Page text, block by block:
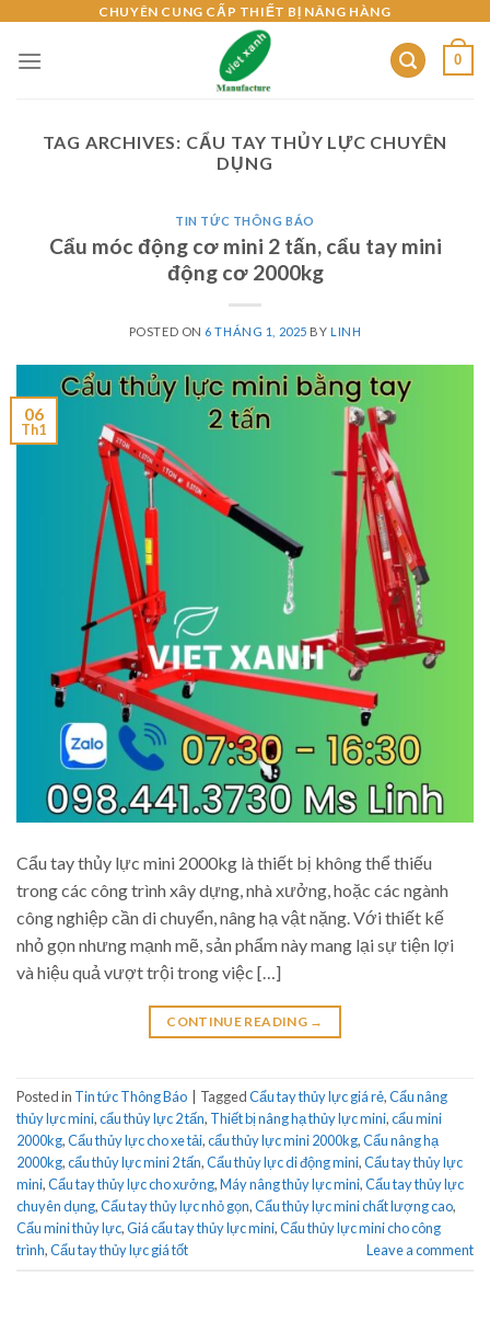
content
CHUYÊN CUNG CẤP THIẾT BỊ NÂNG HÀNG
0
TAG ARCHIVES: CẨU TAY THỦY LỰC CHUYÊN
DỤNG
TIN TỨC THÔNG BÁO
Cẩu móc động cơ mini 2 tấn, cẩu tay mini
động cơ 2000kg
POSTED ON 6 THÁNG 1, 2025 BY LINH
06
Th1
Cẩu tay thủy lực mini 2000kg là thiết bị không thể thiếu
trong các công trình xây dựng, nhà xưởng, hoặc các ngành
công nghiệp cần di chuyển, nâng hạ vật nặng. Với thiết kế
nhỏ gọn nhưng mạnh mẽ, sản phẩm này mang lại sự tiện lợi
và hiệu quả vượt trội trong việc […]
CONTINUE READING →
Posted in Tin tức Thông Báo TaggedCẩu tay thủy lực giá rẻ,Cẩu nâng
thủy lực mini,cẩu thủy lực 2 tấn, Thiết bị nâng hạ thủy lực mini,cẩu mini
2000kg,Cẩu thủy lực cho xe tải,cẩu thủy lực mini 2000kg,Cẩu nâng hạ
2000kg,cẩu thủy lực mini 2 tấn,Cẩu thủy lực di động mini,Cẩu tay thủy lực
mini,Cẩu tay thủy lực cho xưởng,Máy nâng thủy lực mini,Cẩu tay thủy lực
chuyên dụng,Cẩu tay thủy lực nhỏ gọn,Cẩu thủy lực mini chất lượng cao,
Cẩu mini thủy lực,Giá cẩu tay thủy lực mini,Cẩu thủy lực mini cho công
trình,Cẩu tay thủy lực giá tốt Leave a comment